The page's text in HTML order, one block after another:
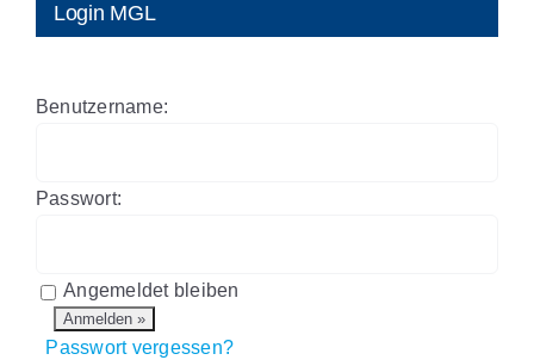
Login MGL
Benutzername:
Passwort:
Angemeldet bleiben
Passwort vergessen?